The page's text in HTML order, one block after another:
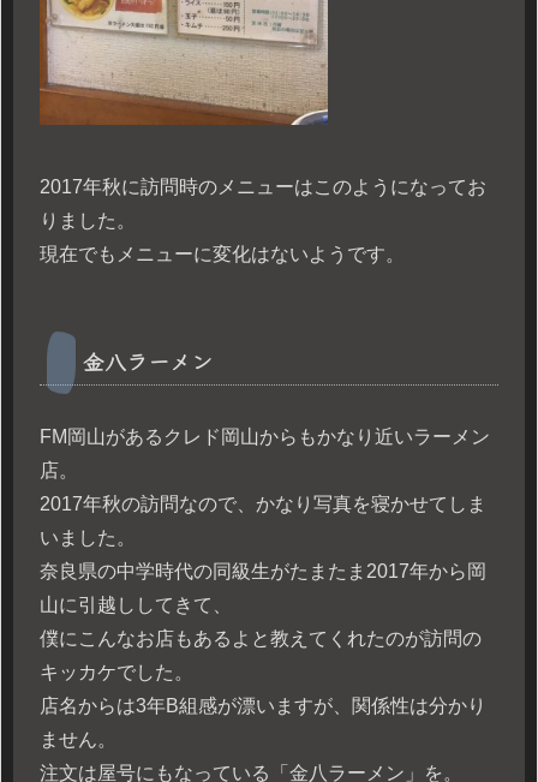
2017年秋に訪問時のメニューはこのようになってお
りました。
現在でもメニューに変化はないようです。
金八ラーメン
FM岡山があるクレド岡山からもかなり近いラーメン
店。
2017年秋の訪問なので、かなり写真を寝かせてしま
いました。
奈良県の中学時代の同級生がたまたま2017年から岡
山に引越ししてきて、
僕にこんなお店もあるよと教えてくれたのが訪問の
キッカケでした。
店名からは3年B組感が漂いますが、関係性は分かり
ません。
注文は屋号にもなっている「金八ラーメン」を。